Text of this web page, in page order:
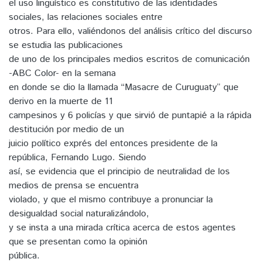
el uso lingüístico es constitutivo de las identidades
sociales, las relaciones sociales entre
otros. Para ello, valiéndonos del análisis crítico del discurso
se estudia las publicaciones
de uno de los principales medios escritos de comunicación
-ABC Color- en la semana
en donde se dio la llamada “Masacre de Curuguaty” que
derivo en la muerte de 11
campesinos y 6 policías y que sirvió de puntapié a la rápida
destitución por medio de un
juicio político exprés del entonces presidente de la
república, Fernando Lugo. Siendo
así, se evidencia que el principio de neutralidad de los
medios de prensa se encuentra
violado, y que el mismo contribuye a pronunciar la
desigualdad social naturalizándolo,
y se insta a una mirada crítica acerca de estos agentes
que se presentan como la opinión
pública.